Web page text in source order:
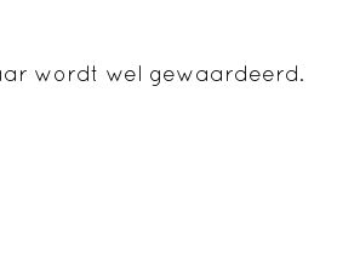
wordt wel gewaardeerd.